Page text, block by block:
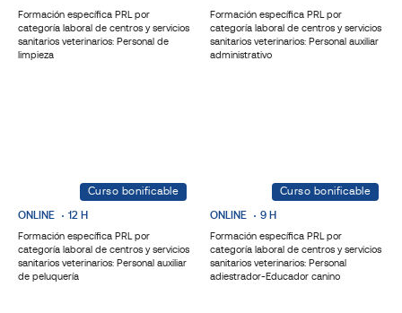
Formación específica PRL por
categoría laboral de centros y servicios
sanitarios veterinarios: Personal de
limpieza
Formación específica PRL por
categoría laboral de centros y servicios
sanitarios veterinarios: Personal auxiliar
administrativo
Curso bonificable
ONLINE 12 H
Formación específica PRL por
categoría laboral de centros y servicios
sanitarios veterinarios: Personal auxiliar
de peluquería
Curso bonificable
ONLINE 9 H
Formación específica PRL por
categoría laboral de centros y servicios
sanitarios veterinarios: Personal
adiestrador-Educador canino